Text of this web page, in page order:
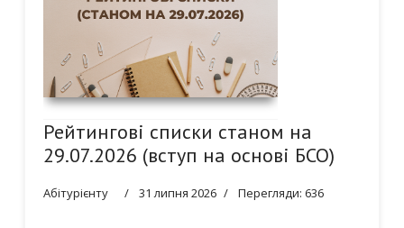
8
Рейтингові списки станом на
29.07.2026 (вступ на основі БСО)
Абітурієнту 31 липня 2026 Перегляди: 636